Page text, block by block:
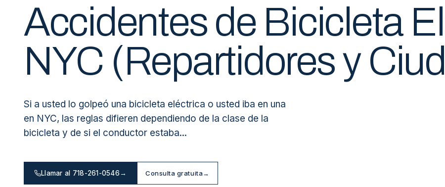
Accidentes de Bicicleta
NYC (Repartidores y
Si a usted lo golpeó una bicicleta eléctrica o usted iba en una
en NYC, las reglas difieren dependiendo de la clase de la
bicicleta y de si el conductor estaba...
Llamar al 718-261-0546→ Consulta gratuita→